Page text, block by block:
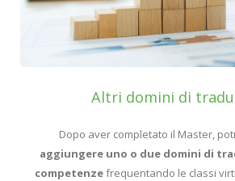
Altri domini di
Dopo aver completato il Master,
aggiungere uno o due domini di
competenzefrequentando le classi